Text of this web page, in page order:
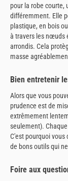
pour la robe courte,
différemment. Elle
plastique, en bois
à travers les nœuds
arrondis. Cela
masse
Bien entretenir
Alors que vous
prudence est de
extrêmement
seulement).
C'est pourquoi vous
de bons outils qui
Foire aux